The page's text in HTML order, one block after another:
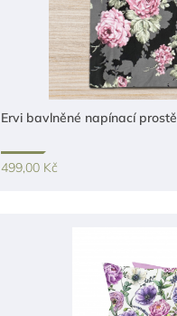
Ervi bavlněné napínací
499,00 Kč